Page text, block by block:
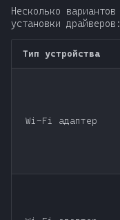
Несколько
установки драйверов:
Тип устройства
Wi-Fi адаптер